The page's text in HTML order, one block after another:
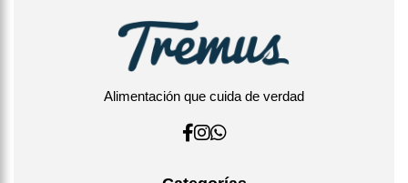
Alimentación que cuida de verdad